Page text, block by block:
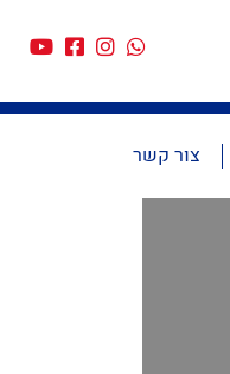
צור קשר